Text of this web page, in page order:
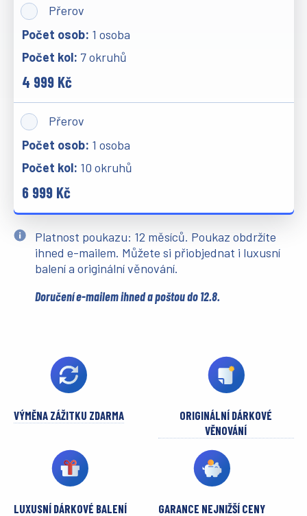
Přerov
1 osoba
7 okruhů
4 999 Kč
Přerov
1 osoba
10 okruhů
6 999 Kč
Platnost poukazu: 12 měsíců. Poukaz obdržíte
ihned e-mailem. Můžete si přiobjednat i luxusní
balení a originální věnování.
Doručení e-mailem ihned a poštou do 12.8.
VÝMĚNA ZÁŽITKU ZDARMA
ORIGINÁLNÍ DÁRKOVÉ
VĚNOVÁNÍ
LUXUSNÍ DÁRKOVÉ BALENÍ GARANCE NEJNIŽŠÍ CENY